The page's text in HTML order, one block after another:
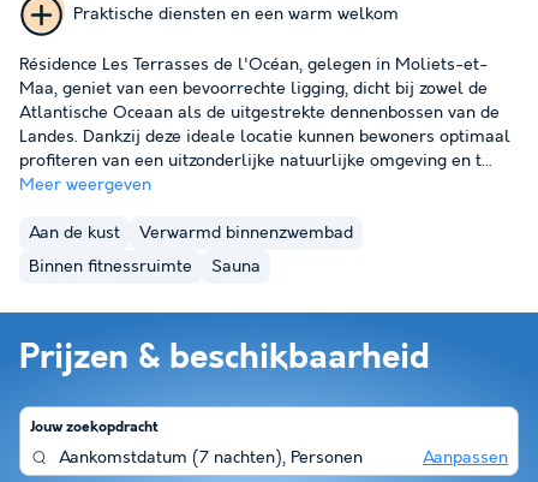
Praktische diensten en een warm welkom
Résidence Les Terrasses de l'Océan, gelegen in Moliets-et-
Maa, geniet van een bevoorrechte ligging, dicht bij zowel de
Atlantische Oceaan als de uitgestrekte dennenbossen van de
Landes. Dankzij deze ideale locatie kunnen bewoners optimaal
profiteren van een uitzonderlijke natuurlijke omgeving en t...
Meer weergeven
Aan de kust
Verwarmd binnenzwembad
Binnen fitnessruimte
Sauna
Prijzen & beschikbaarheid
Jouw zoekopdracht
Aankomstdatum (7 nachten), Personen Aanpassen